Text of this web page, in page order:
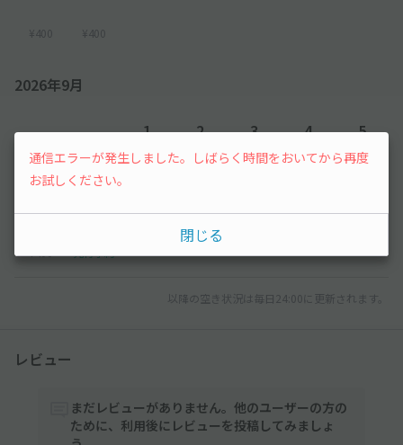
¥400 ¥400
2026年9月
1 2 3 4 5
6
¥400
7
先行予約
以降の空き状況は毎日24:00に更新されます。
レビュー
まだレビューがありません。他のユーザーの方の
ために、利用後にレビューを投稿してみましょ
通信エラーが発生しました。しばらく時間をおいてから再度
お試しください。
閉じる